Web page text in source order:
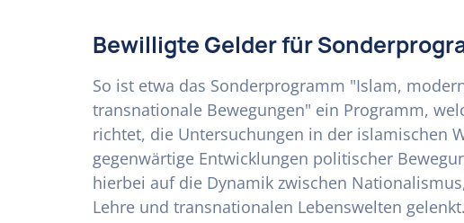
Bewilligte Gelder für
So ist etwa das Sonderprogramm "Islam,
transnationale Bewegungen" ein Programm,
richtet, die Untersuchungen in der islamischen
gegenwärtige Entwicklungen politischer
hierbei auf die Dynamik zwischen
Lehre und transnationalen Lebenswelten gelenkt.